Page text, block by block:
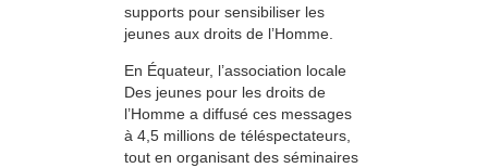
supports pour sensibiliser les
jeunes aux droits de l’Homme.
En Équateur, l’association locale
Des jeunes pour les droits de
l’Homme a diffusé ces messages
à 4,5 millions de téléspectateurs,
tout en organisant des séminaires